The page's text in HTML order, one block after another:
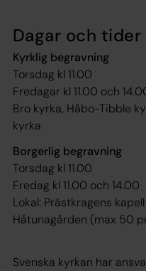
Dagar och
Kyrklig begravning
Torsdag kl 11.00
Fredagar kl 11.00 och
Bro kyrka, Håbo-Tibble
kyrka
Borgerlig begravning
Torsdag kl 11.00
Fredag kl 11.00 och 14.00
Lokal: Prästkragens
Håtunagården (max 50
Svenska kyrkan har